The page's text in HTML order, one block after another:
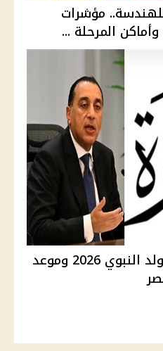
و87.9% للهندسة.. مؤشرات
موقف ترحيل إجازة المولد النبوي 2026 وموعد